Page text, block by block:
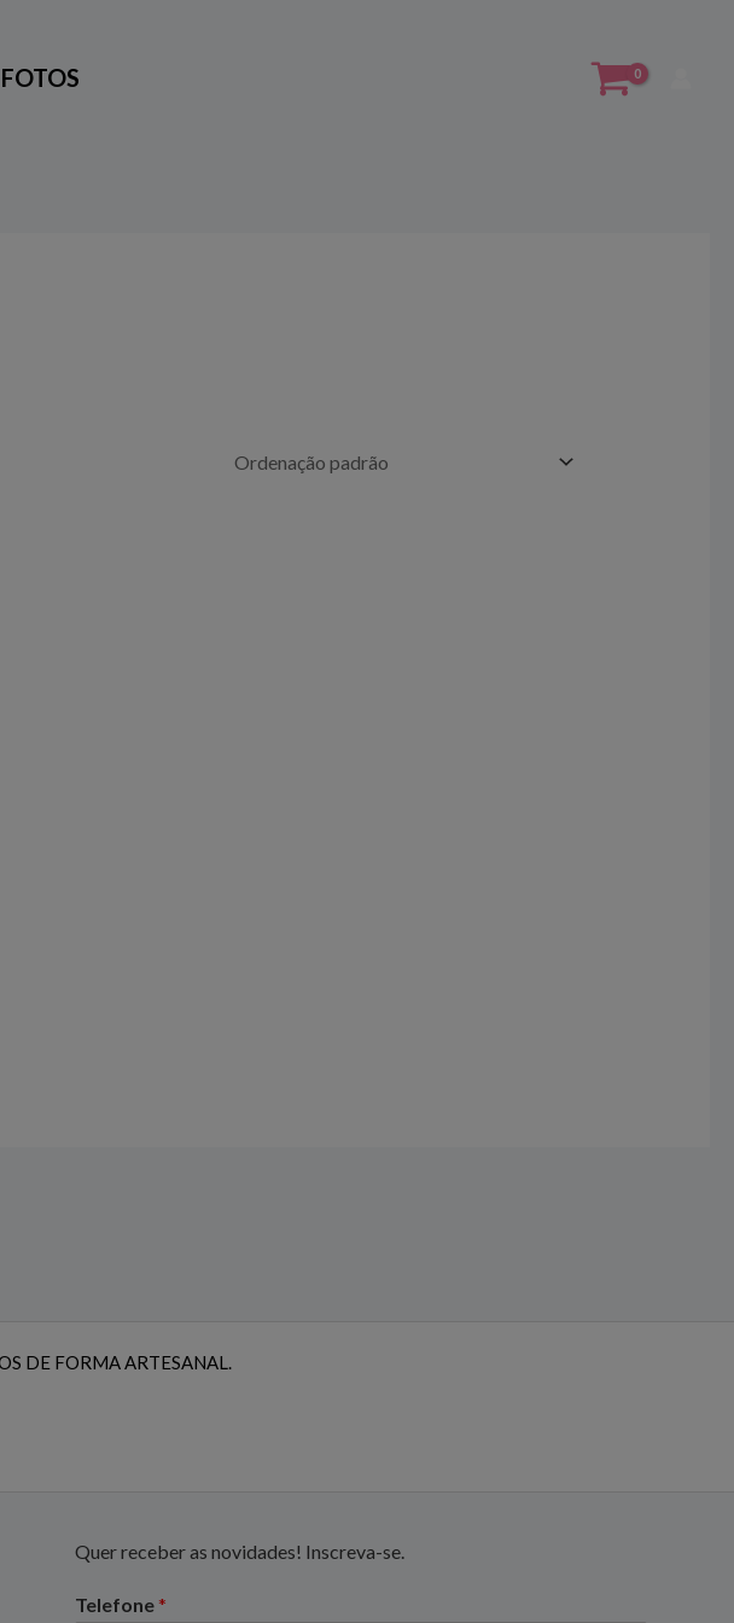
DE FORMA ARTESANAL.
Quer receber as novidades! Inscreva-se.
Telefone *